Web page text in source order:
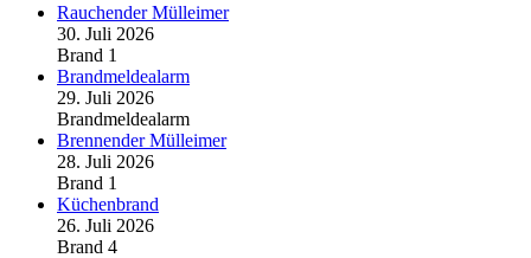
Rauchender Mülleimer
30. Juli 2026
Brand 1
Brandmeldealarm
29. Juli 2026
Brandmeldealarm
Brennender Mülleimer
28. Juli 2026
Brand 1
Küchenbrand
26. Juli 2026
Brand 4